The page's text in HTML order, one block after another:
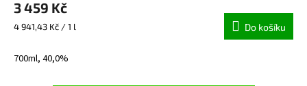
3 459 Kč
Měrná
4 941,43 Kč / 1 l Do košíku
700ml, 40,0%